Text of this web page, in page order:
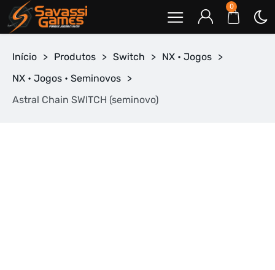
0
Início > Produtos > Switch > NX • Jogos >
NX • Jogos • Seminovos >
Astral Chain SWITCH (seminovo)